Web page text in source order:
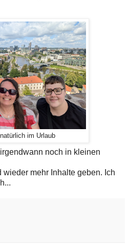
im Urlaub
noch in kleinen
mehr Inhalte geben. Ich